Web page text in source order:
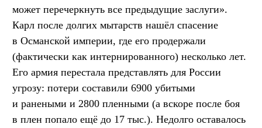
может перечеркнуть все предыдущие заслуги».
Карл после долгих мытарств нашёл спасение
в Османской империи, где его продержали
(фактически как интернированного) несколько лет.
Его армия перестала представлять для России
угрозу: потери составили 6900 убитыми
и ранеными и 2800 пленными (а вскоре после боя
в плен попало ещё до 17 тыс.). Недолго оставалось